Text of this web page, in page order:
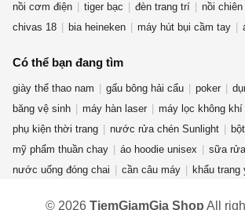
nồi cơm điện
tiger bạc đèn trang trí
nồi
chivas 18
bia heineken máy hút bụi cầm tay
Có thể bạn đang tìm
giày thể thao nam gấu bông hải cẩu poker
băng vệ sinh
máy hàn laser máy lọc không khí
phụ kiện thời trang
nước rửa chén Sunlight
mỹ phẩm thuần chay
áo hoodie unisex
sữa
nước uống đóng chai
cần câu máy
khẩu trang
© 2026 TiemGiamGia Shop All